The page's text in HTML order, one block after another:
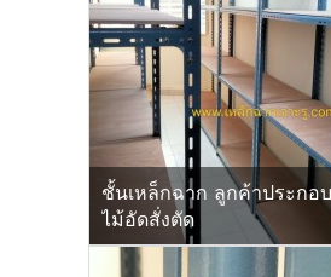
ชั้นเหล็กฉาก ลูกค้าประกอ
ไม้อัดสั่งตัด